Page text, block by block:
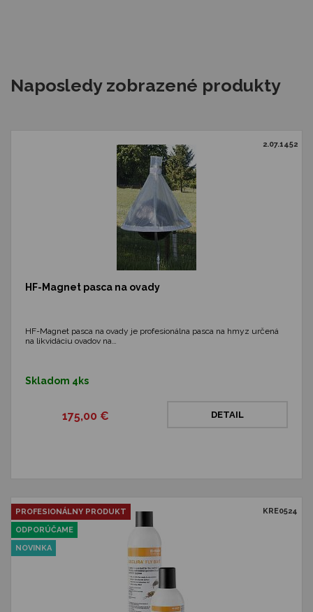
Naposledy zobrazené produkty
2.07.1452
HF-Magnet pasca na ovady
HF-Magnet pasca na ovady je profesionálna pasca na hmyz určená
na likvidáciu ovadov na…
Skladom 4ks
175,00 € DETAIL
KRE0524
PROFESIONÁLNY PRODUKT
ODPORÚČAME
NOVINKA